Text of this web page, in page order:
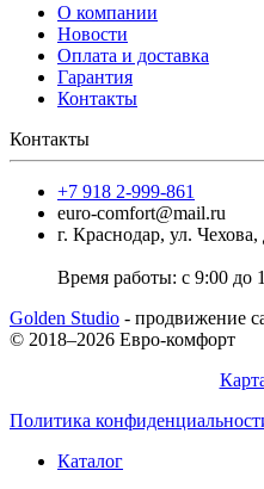
О компании
Новости
Оплата и доставка
Гарантия
Контакты
Контакты
+7 918 2-999-861
euro-comfort@mail.ru
г. Краснодар, ул.
Время работы: с 9:00 до
Golden Studio - продвижение
© 2018–2026 Евро-комфорт
Политика
Каталог